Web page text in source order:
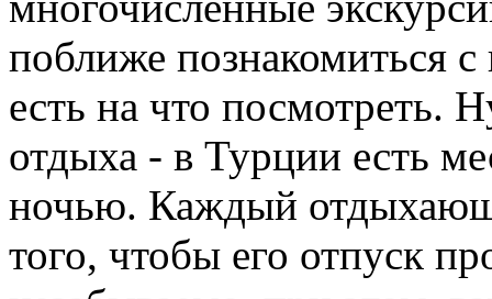
поближе познакомиться
есть на что посмотреть.
отдыха - в Турции есть
ночью. Каждый
того, чтобы его отпуск